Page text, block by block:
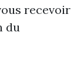
recevoir
du